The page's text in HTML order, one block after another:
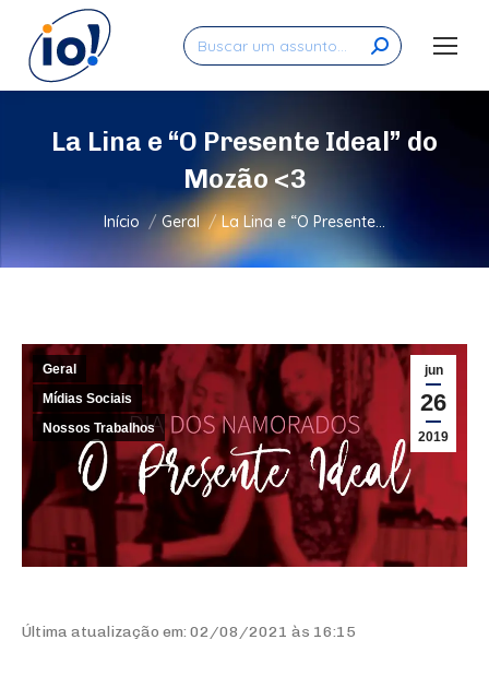
Search:
La Lina e “O Presente Ideal” do
Mozão <3
Você está aqui:
Início Geral La Lina e “O Presente…
jun
26
2019
Geral
Mídias Sociais
Nossos Trabalhos
Última atualização em: 02/08/2021 às 16:15